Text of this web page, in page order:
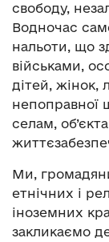
свободу,
Водночас
нальоти, що
військами,
дітей, жінок,
непоправної
селам,
Ми,
етнічних і
іноземних
закликаємо